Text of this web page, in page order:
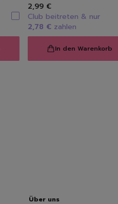
2,99 €
Club beitreten & nur
2,78 €zahlen
In den Warenkorb
Über uns